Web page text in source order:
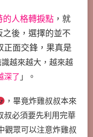
的人格轉捩點 ，就
後，選擇的並不
正面交鋒，果真是
越來越大，越來越
深了 」。
，畢竟炸雞叔叔本來
叔必須要先利用完華
觀眾可以注意炸雞叔